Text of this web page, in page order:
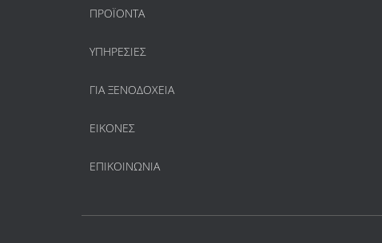
ΠΡΟΪΌΝΤΑ
ΥΠΗΡΕΣΊΕΣ
ΓΙΑ ΞΕΝΟΔΟΧΕΊΑ
ΕΙΚΌΝΕΣ
ΕΠΙΚΟΙΝΩΝΊΑ